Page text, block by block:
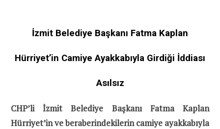
İzmit Belediye Başkanı Fatma Kaplan
Hürriyet’in Camiye Ayakkabıyla Girdiği İddiası
Asılsız
CHP’li İzmit Belediye Başkanı Fatma Kaplan
Hürriyet’in ve beraberindekilerin camiye ayakkabıyla